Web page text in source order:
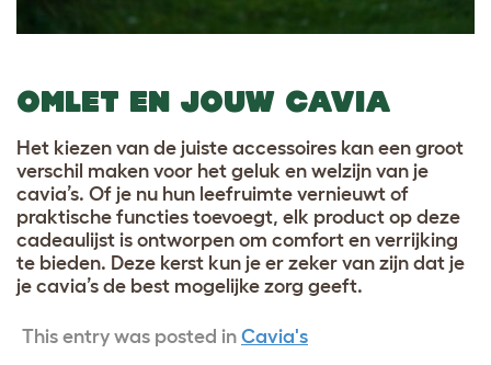
OMLET EN JOUW CAVIA
Het kiezen van de juiste accessoires kan een groot
verschil maken voor het geluk en welzijn van je
cavia’s. Of je nu hun leefruimte vernieuwt of
praktische functies toevoegt, elk product op deze
cadeaulijst is ontworpen om comfort en verrijking
te bieden. Deze kerst kun je er zeker van zijn dat je
je cavia’s de best mogelijke zorg geeft.
This entry was posted in Cavia's